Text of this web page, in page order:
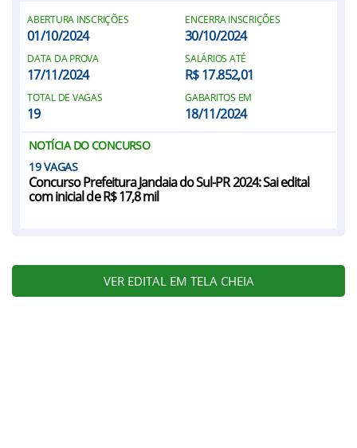
ABERTURA INSCRIÇÕES
01/10/2024
ENCERRA INSCRIÇÕES
30/10/2024
DATA DA PROVA
17/11/2024
SALÁRIOS ATÉ
R$ 17.852,01
TOTAL DE VAGAS
19
GABARITOS EM
18/11/2024
NOTÍCIA DO CONCURSO
19
Concurso Prefeitura Jandaia do Sul-PR 2024: Sai edital
com inicial de R$ 17,8 mil
VER EDITAL EM TELA CHEIA